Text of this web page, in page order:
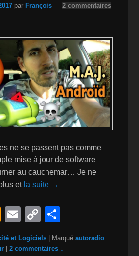
par François —2 commentaires
ne se passent pas comme
mise à jour de software
au cauchemar… Je ne
et la suite →
A
m
a
E
ail
C
p
ta
et Logiciels Marqué autoradio
|2 commentaires ↓